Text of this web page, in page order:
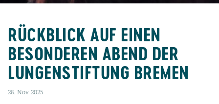
RÜCKBLICK AUF EINEN
BESONDEREN ABEND DER
LUNGENSTIFTUNG BREMEN
28. Nov 2025